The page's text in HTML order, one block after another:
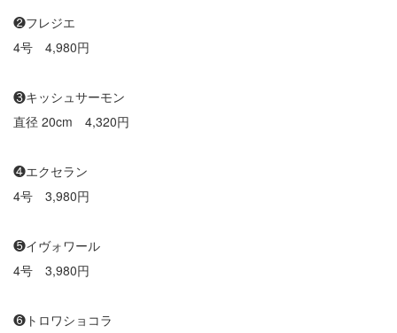
❷フレジエ
4号 4,980円
❸キッシュサーモン
直径 20cm 4,320円
❹エクセラン
4号 3,980円
❺イヴォワール
4号 3,980円
❻トロワショコラ